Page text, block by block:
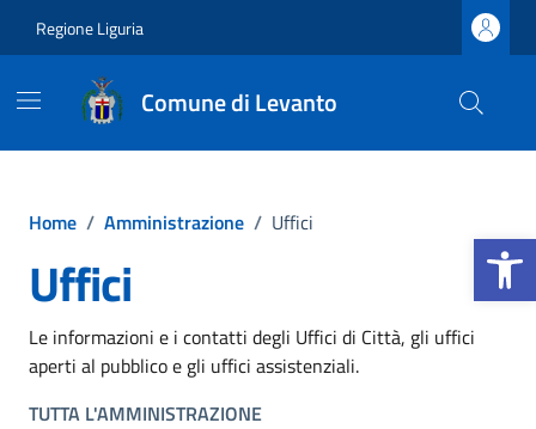
Apri la
Regione Liguria
Comune di Levanto
Home / Amministrazione / Uffici
Uffici
Le informazioni e i contatti degli Uffici di Città, gli uffici
aperti al pubblico e gli uffici assistenziali.
TUTTA L'AMMINISTRAZIONE